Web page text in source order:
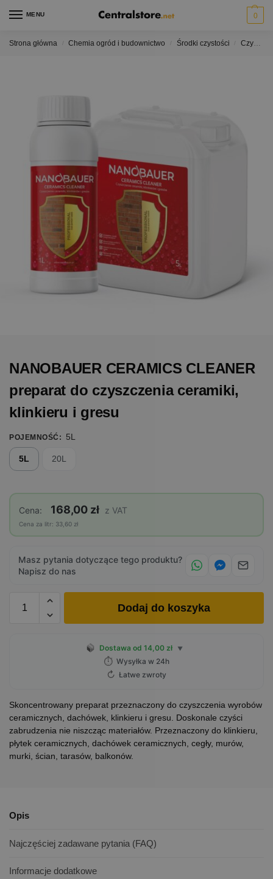
MENU 0
Strona główna Chemia ogród i budownictwo Środki czystości Czyszczenie ceramiki klinkieru i kamienia
NANOBAUER CERAMICS CLEANER
preparat do czyszczenia ceramiki,
klinkieru i gresu
POJEMNOŚĆ : 5L
5L 20L
Cena: 168,00 zł z VAT
Cena za litr: 33,60 zł
Masz pytania dotyczące tego produktu?
Napisz do nas
Dodaj do koszyka
Dostawa od 14,00 zł ▼
⏱ Wysyłka w 24h
↻ Łatwe zwroty
Skoncentrowany preparat przeznaczony do czyszczenia wyrobów
ceramicznych, dachówek, klinkieru i gresu. Doskonale czyści
zabrudzenia nie niszcząc materiałów. Przeznaczony do klinkieru,
płytek ceramicznych, dachówek ceramicznych, cegły, murów,
murki, ścian, tarasów, balkonów.
Opis
Najczęściej zadawane pytania (FAQ)
Informacje dodatkowe